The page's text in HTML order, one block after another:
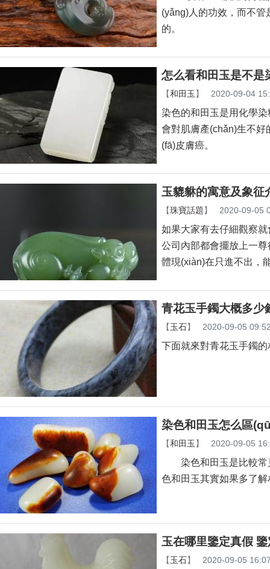
(yǎng)人的功效，而不管
的。
怎么看和田玉是不是
【和田玉 】 2020-09-04
染色的和田玉是用化學染
會對肌膚產(chǎn)生不好的
(fā)皮膚癌。
玉貔貅的寓意及象征
【珠寶話題】 2020-09-05
如果大家有去仔細觀察就
公司內部都會擺放上一尊
體現(xiàn)在只進不出
青花玉手鐲大概多少
【玉石】 2020-09-05
下面就來對青花玉手鐲的
染色和田玉怎么區
【和田玉 】 2020-09-05
染色和田玉是比較常見
色和田玉其實如果多了解
玉在哪里鑒定真假
【玉石】 2020-09-05